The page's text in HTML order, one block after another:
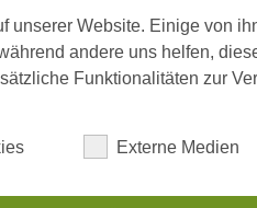
unserer Website. Einige von
andere uns helfen,
Funktionalitäten zur
Externe Medien